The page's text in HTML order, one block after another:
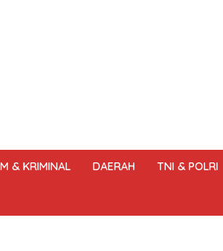
& KRIMINAL DAERAH TNI & POLRI